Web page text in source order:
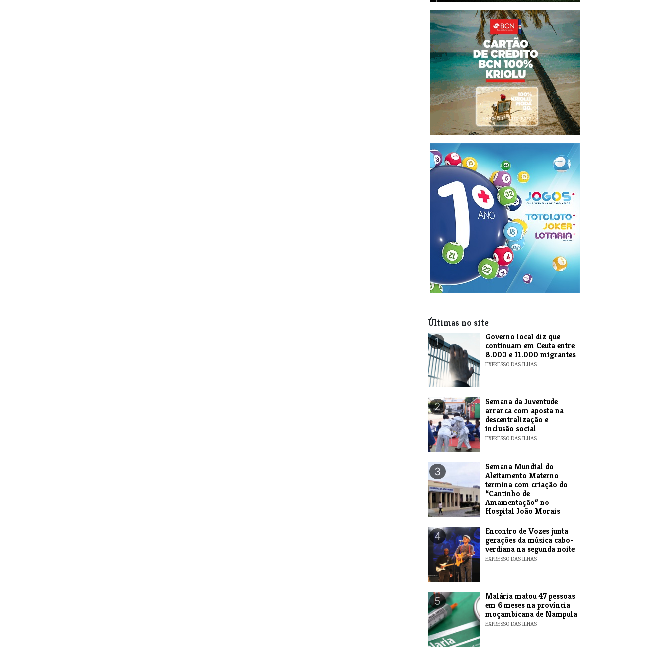
Últimas no site
1
​Governo local diz que
continuam em Ceuta entre
8.000 e 11.000 migrantes
EXPRESSO DAS ILHAS
2
Semana da Juventude
arranca com aposta na
descentralização e
inclusão social
EXPRESSO DAS ILHAS
3
Semana Mundial do
Aleitamento Materno
termina com criação do
“Cantinho de
Amamentação” no
Hospital João Morais
4
Encontro de Vozes junta
gerações da música cabo-
verdiana na segunda noite
EXPRESSO DAS ILHAS
5
​Malária matou 47 pessoas
em 6 meses na província
moçambicana de Nampula
EXPRESSO DAS ILHAS